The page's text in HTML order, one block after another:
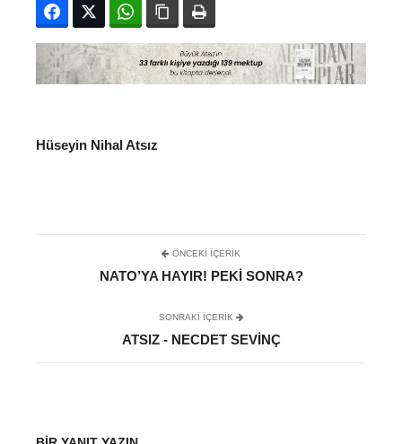
FacebookTwitter WhatsAppBağlanıyı kopyala
Hüseyin Nihal Atsız
ÖNCEKI İÇERIK
NATO’YA HAYIR! PEKI SONRA?
SONRAKI IÇERIK
ATSIZ - NECDET SEVINÇ